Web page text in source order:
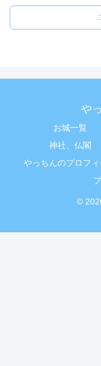
や
お城一覧
神社、仏閣
やっちんのプロフ
©